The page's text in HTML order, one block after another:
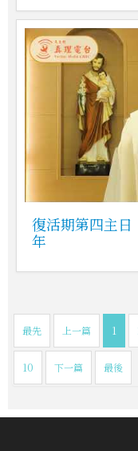
復活期第四主日
年
最先 上一篇 1
10 下一篇 最後